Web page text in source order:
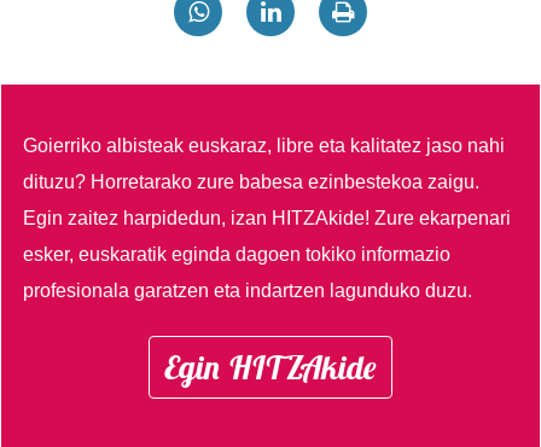
Goierriko albisteak euskaraz, libre eta kalitatez jaso nahi
dituzu? Horretarako zure babesa ezinbestekoa zaigu.
Egin zaitez harpidedun, izan HITZAkide!Zure ekarpenari
esker, euskaratik eginda dagoen tokiko informazio
profesionala garatzen eta indartzen lagunduko duzu.
Egin HITZAkide